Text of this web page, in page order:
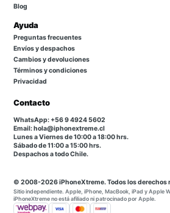
Blog
Ayuda
Preguntas frecuentes
Envíos y despachos
Cambios y devoluciones
Términos y condiciones
Privacidad
Contacto
WhatsApp: +56 9 4924 5602
Email: hola@iphonextreme.cl
Lunes a Viernes de 10:00 a 18:00 hrs.
Sábado de 11:00 a 15:00 hrs.
Despachos a todo Chile.
© 2008-2026 iPhoneXtreme. Todos los derechos
Sitio independiente. Apple, iPhone, MacBook, iPad y Apple
iPhoneXtreme no está afiliado ni patrocinado por Apple.